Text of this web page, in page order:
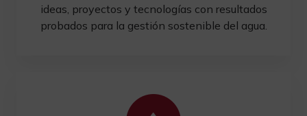
ideas, proyectos y tecnologías con resultados
probados para la gestión sostenible del agua.